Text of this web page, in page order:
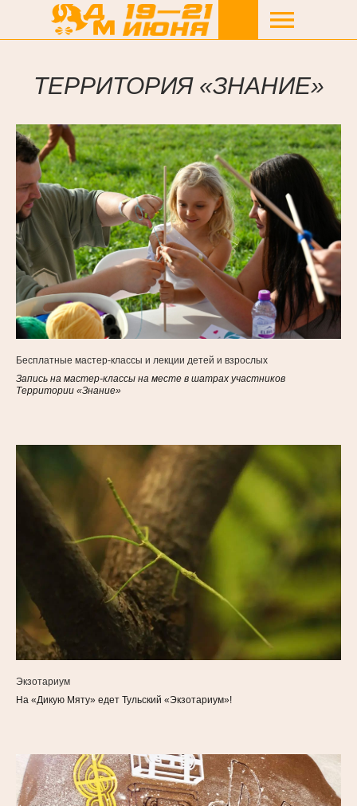
ТЕРРИТОРИЯ «ЗНАНИЕ»
Бесплатные мастер-классы и лекции детей и взрослых
Запись на мастер-классы на месте в шатрах участников
Территории «Знание»
Экзотариум
На «Дикую Мяту» едет Тульский «Экзотариум»!